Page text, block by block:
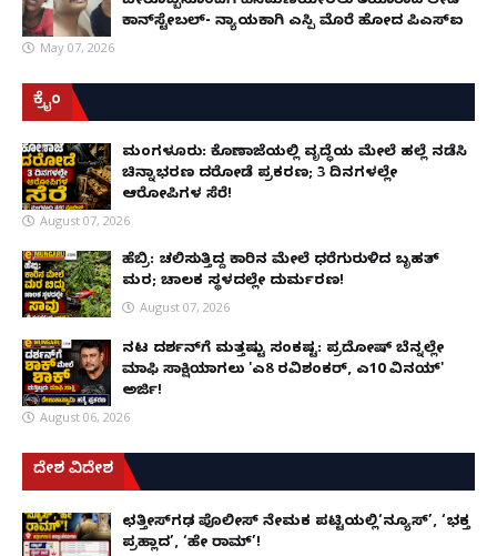
ಕಾನ್‌ಸ್ಟೇಬಲ್- ನ್ಯಾಯಕ್ಕಾಗಿ ಎಸ್ಪಿ ಮೊರೆ ಹೋದ ಪಿಎಸ್ಐ
May 07, 2026
ಕ್ರೈಂ
ಮಂಗಳೂರು: ಕೊಣಾಜೆಯಲ್ಲಿ ವೃದ್ಧೆಯ ಮೇಲೆ ಹಲ್ಲೆ ನಡೆಸಿ
ಚಿನ್ನಾಭರಣ ದರೋಡೆ ಪ್ರಕರಣ; 3 ದಿನಗಳಲ್ಲೇ
ಆರೋಪಿಗಳ ಸೆರೆ!
August 07, 2026
ಹೆಬ್ರಿ: ಚಲಿಸುತ್ತಿದ್ದ ಕಾರಿನ ಮೇಲೆ ಧರೆಗುರುಳಿದ ಬೃಹತ್
ಮರ; ಚಾಲಕ ಸ್ಥಳದಲ್ಲೇ ದುರ್ಮರಣ!
August 07, 2026
ನಟ ದರ್ಶನ್‌ಗೆ ಮತ್ತಷ್ಟು ಸಂಕಷ್ಟ: ಪ್ರದೋಷ್ ಬೆನ್ನಲ್ಲೇ
ಮಾಫಿ ಸಾಕ್ಷಿಯಾಗಲು 'ಎ8 ರವಿಶಂಕರ್, ಎ10 ವಿನಯ್'
ಅರ್ಜಿ!
August 06, 2026
ದೇಶ ವಿದೇಶ
ಛತ್ತೀಸ್‌ಗಢ ಪೊಲೀಸ್ ನೇಮಕ ಪಟ್ಟಿಯಲ್ಲಿ‘ನ್ಯೂಸ್’, ‘ಭಕ್ತ
ಪ್ರಹ್ಲಾದ’, ‘ಹೇ ರಾಮ್’!